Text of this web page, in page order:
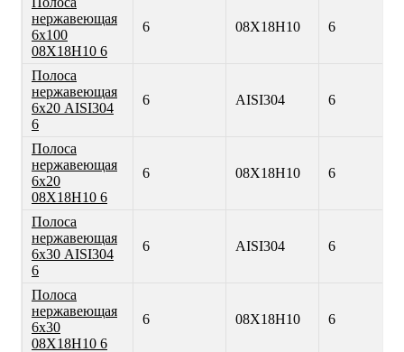
нержавеющая
6х100
08Х18Н10 6
6 08Х18Н10 6
Полоса
нержавеющая
6х20 AISI304
6
6 AISI304 6
Полоса
нержавеющая
6х20
08Х18Н10 6
6 08Х18Н10 6
Полоса
нержавеющая
6х30 AISI304
6
6 AISI304 6
Полоса
нержавеющая
6х30
08Х18Н10 6
6 08Х18Н10 6